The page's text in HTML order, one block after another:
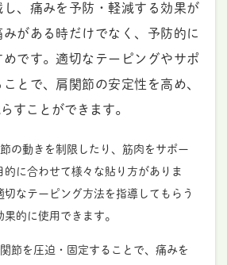
し、痛みを予防・軽減する効果が
がある時だけでなく、予防的に
です。適切なテーピングやサポ
とで、肩関節の安定性を高め、
すことができます。
の動きを制限したり、筋肉をサポー
的に合わせて様々な貼り方がありま
切なテーピング方法を指導してもらう
果的に使用できます。
節を圧迫・固定することで、痛みを